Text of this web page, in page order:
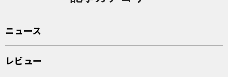
ニュース
レビュー